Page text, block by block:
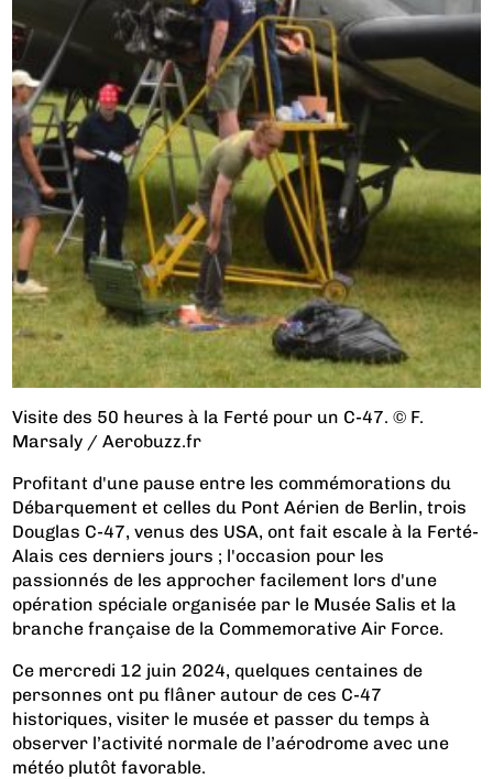
Visite des 50 heures à la Ferté pour un C-47. © F.
Marsaly / Aerobuzz.fr
Profitant d'une pause entre les commémorations du
Débarquement et celles du Pont Aérien de Berlin, trois
Douglas C-47, venus des USA, ont fait escale à la Ferté-
Alais ces derniers jours ; l'occasion pour les
passionnés de les approcher facilement lors d'une
opération spéciale organisée par le Musée Salis et la
branche française de la Commemorative Air Force.
Ce mercredi 12 juin 2024, quelques centaines de
personnes ont pu flâner autour de ces C-47
historiques, visiter le musée et passer du temps à
observer l’activité normale de l’aérodrome avec une
météo plutôt favorable.